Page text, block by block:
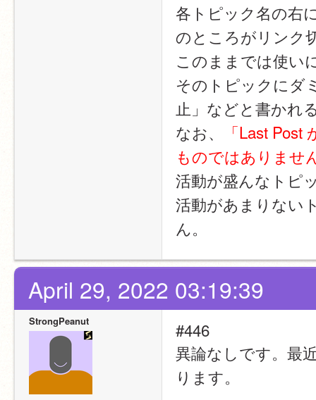
各トピック名の右
のところがリンク
このままでは使い
そのトピックにダ
止」などと書かれ
なお、
「Last
ものではありませ
活動が盛んなトピ
活動があまりない
ん。
April 29, 2022 03:19:39
StrongPeanut
#446
異論なしです。最
ります。